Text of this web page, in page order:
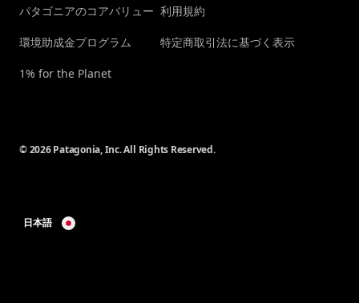
パタゴニアのコアバリュー
環境助成金プログラム
1% for the Planet
利用規約
特定商取引法に基づく表示
© 2026 Patagonia, Inc. All Rights Reserved.
日本語